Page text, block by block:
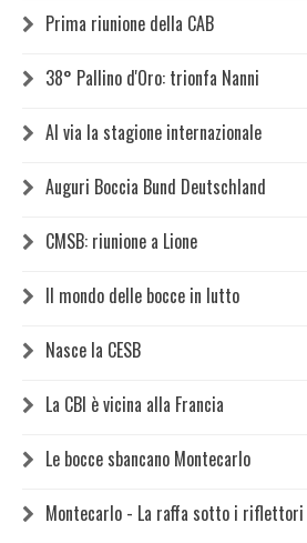
Prima riunione della CAB
38° Pallino d'Oro: trionfa Nanni
Al via la stagione internazionale
Auguri Boccia Bund Deutschland
CMSB: riunione a Lione
Il mondo delle bocce in lutto
Nasce la CESB
La CBI è vicina alla Francia
Le bocce sbancano Montecarlo
Montecarlo - La raffa sotto i